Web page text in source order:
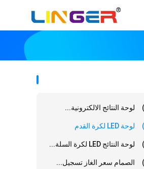
لوحة النتائج الالكترونية...
لوحة LED لكرة القدم
لوحة النتائج LED لكرة السلة...
الصمام سعر الغاز تسجيل...